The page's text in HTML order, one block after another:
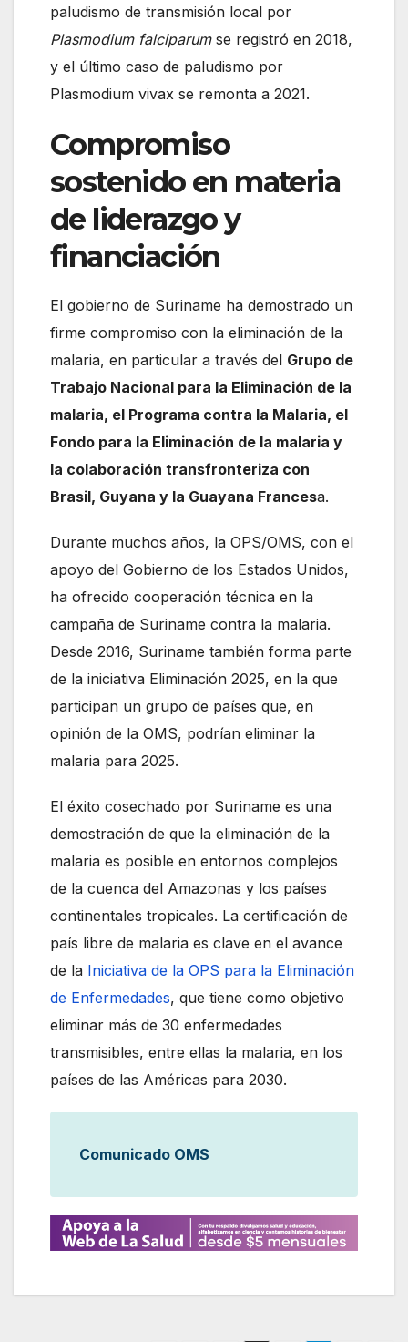
paludismo de transmisión local por
Plasmodium falciparum se registró en 2018,
y el último caso de paludismo por
Plasmodium vivax se remonta a 2021.
Compromiso
sostenido en materia
de liderazgo y
financiación
El gobierno de Suriname ha demostrado un
firme compromiso con la eliminación de la
malaria, en particular a través del Grupo de
Trabajo Nacional para la Eliminación de la
malaria, el Programa contra la Malaria, el
Fondo para la Eliminación de la malaria y
la colaboración transfronteriza con
Brasil, Guyana y la Guayana Francesa.
Durante muchos años, la OPS/OMS, con el
apoyo del Gobierno de los Estados Unidos,
ha ofrecido cooperación técnica en la
campaña de Suriname contra la malaria.
Desde 2016, Suriname también forma parte
de la iniciativa Eliminación 2025, en la que
participan un grupo de países que, en
opinión de la OMS, podrían eliminar la
malaria para 2025.
El éxito cosechado por Suriname es una
demostración de que la eliminación de la
malaria es posible en entornos complejos
de la cuenca del Amazonas y los países
continentales tropicales. La certificación de
país libre de malaria es clave en el avance
de la Iniciativa de la OPS para la Eliminación
de Enfermedades, que tiene como objetivo
eliminar más de 30 enfermedades
transmisibles, entre ellas la malaria, en los
países de las Américas para 2030.
Comunicado OMS